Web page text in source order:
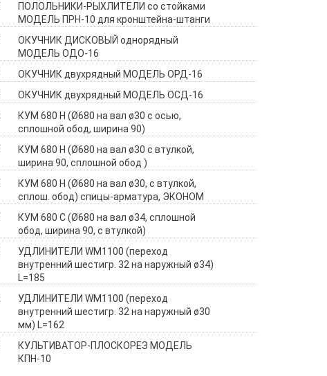
ПОЛОЛЬНИКИ-РЫХЛИТЕЛИ со стойками
МОДЕЛЬ ПРН-10 для кронштейна-штанги
ОКУЧНИК ДИСКОВЫЙ однорядный
МОДЕЛЬ ОДО-16
ОКУЧНИК двухрядный МОДЕЛЬ ОРД-16
ОКУЧНИК двухрядный МОДЕЛЬ ОСД-16
КУМ 680 Н (Ø680 на вал ø30 с осью,
сплошной обод, ширина 90)
КУМ 680 Н (Ø680 на вал ø30 с втулкой,
ширина 90, сплошной обод )
КУМ 680 Н (Ø680 на вал ø30, с втулкой,
сплош. обод) спицы-арматура, ЭКОНОМ
КУМ 680 С (Ø680 на вал ø34, сплошной
обод, ширина 90, с втулкой)
УДЛИНИТЕЛИ WM1100 (переход
внутренний шестигр. 32 на наружный ø34)
L=185
УДЛИНИТЕЛИ WM1100 (переход
внутренний шестигр. 32 на наружный ø30
мм) L=162
КУЛЬТИВАТОР-ПЛОСКОРЕЗ МОДЕЛЬ
КПН-10